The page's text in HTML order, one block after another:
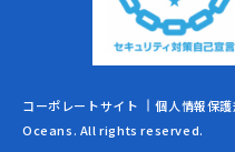
コーポレートサイト 個人情報保護
Oceans. All rights reserved.